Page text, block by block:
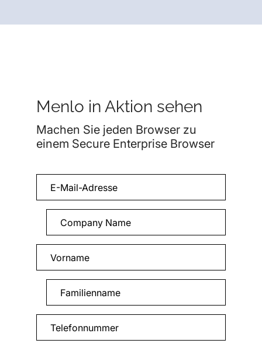
Menlo in Aktion sehen
Machen Sie jeden Browser zu
einem Secure Enterprise Browser